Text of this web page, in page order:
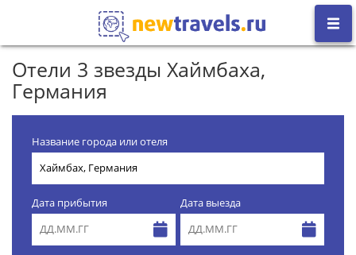
Отели 3 звезды Хаймбаха,
Германия
Название города или отеля
Дата прибытия Дата выезда